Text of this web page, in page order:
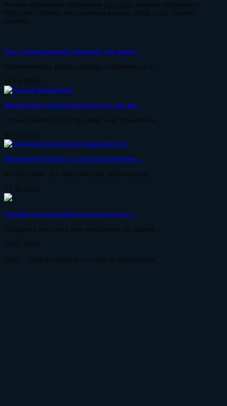
В мире стриминга последние два года активно обсуждают
Kick.com. Проект, запущенный в конце 2022 года, быстро
привле...
Тент строительный укрывной для защи...
Строительные работы всегда сопряжены с в...
16.04.2026
Бюджетные горные велосипеды: как вы...
Горный велосипед открывает мир приключен...
27.02.2026
Медикаментозное и психотерапевтичес...
Алкоголизм - это комплексное хроническое...
17.12.2025
Ошибки при разработке логотипа для ...
Создание логотипа для нанесения на одежд...
30.11.2025
2013 - 2020 © ourmind.ru - сайт о психологии.